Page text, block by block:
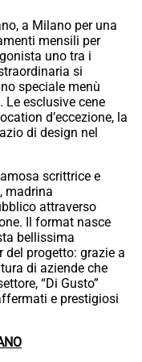
a Milano per una
mensili per
uno tra i
si
speciale menù
Le esclusive cene
d’eccezione, la
di design nel
scrittrice e
madrina
attraverso
Il format nasce
bellissima
del progetto: grazie a
di aziende che
“Di Gusto”
e prestigiosi